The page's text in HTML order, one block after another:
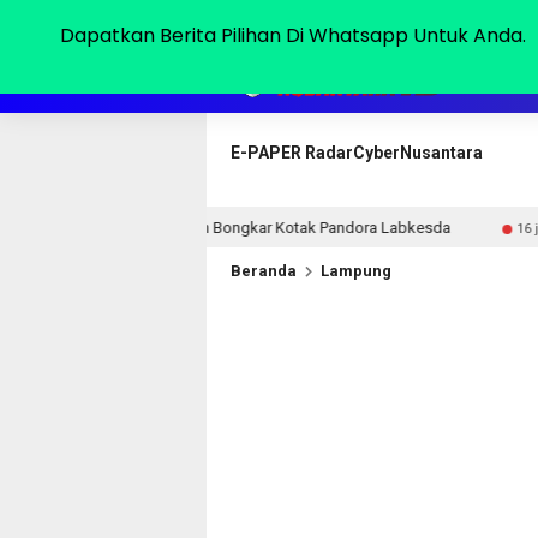
E-PAPER RadarCyberNusantara
Bongkar Kotak Pandora Labkesda 16 jam lalu RTLH Ibu
Beranda Lampung
Dapatkan Berita Pilihan Di Whatsapp Untuk Anda.